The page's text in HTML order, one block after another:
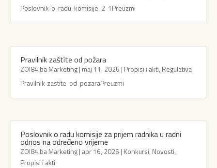
Poslovnik-o-radu-komisije-2-1Preuzmi
Pravilnik zaštite od požara
ZOI84.ba Marketing| maj 11, 2026 | Propisi i akti, Regulativa
Pravilnik-zastite-od-pozaraPreuzmi
Poslovnik o radu komisije za prijem radnika u radni
odnos na određeno vrijeme
ZOI84.ba Marketing| apr 16, 2026 | Konkursi, Novosti,
Propisi i akti